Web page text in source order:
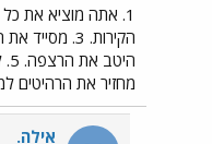
מחזיר את הרהיטים
אילה.